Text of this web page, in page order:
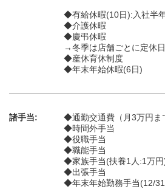
◆有給休暇(10日):入社半
◆介護休暇
◆慶弔休暇
→冬季は店舗ごとに定休
◆産休育休制度
◆年末年始休暇(6日)
諸手当:
◆通勤交通費（月3万円ま
◆時間外手当
◆役職手当
◆職能手当
◆家族手当(扶養1人:1万円
◆出張手当
◆年末年始勤務手当(12/